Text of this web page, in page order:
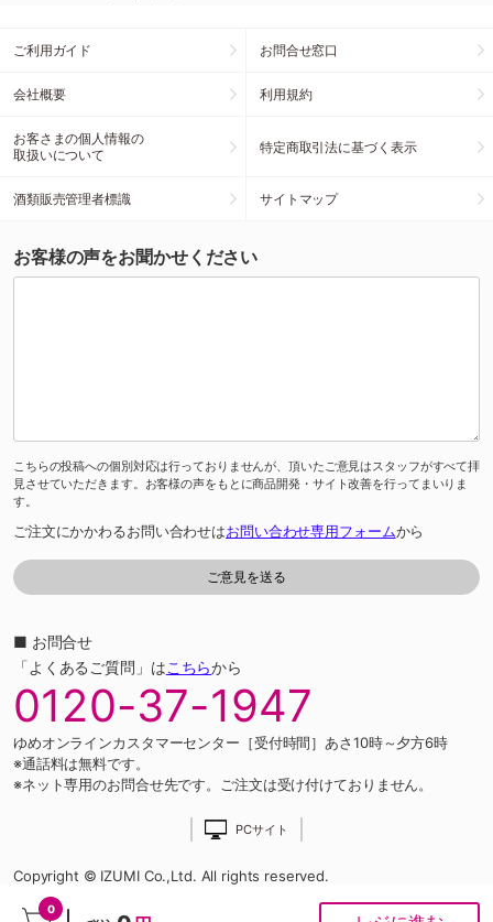
0
ご利用ガイド お問合せ窓口
会社概要 利用規約
お客さまの個人情報の
取扱いについて
特定商取引法に基づく表示
酒類販売管理者標識 サイトマップ
お客様の声をお聞かせください
こちらの投稿への個別対応は行っておりませんが、頂いたご意見はスタッフがすべて拝
見させていただきます。お客様の声をもとに商品開発・サイト改善を行ってまいりま
す。
ご注文にかかわるお問い合わせはお問い合わせ専用フォームから
■ お問合せ
「よくあるご質問」はこちらから
0120-37-1947
ゆめオンラインカスタマーセンター［受付時間］あさ10時～夕方6時
※通話料は無料です。
※ネット専用のお問合せ先です。ご注文は受け付けておりません。
PCサイト
Copyright © IZUMI Co.,Ltd. All rights reserved.